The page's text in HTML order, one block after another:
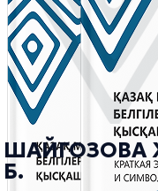
ШАЙГОЗОВА
Б.